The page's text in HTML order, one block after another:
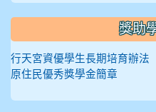
獎助
行天宮資優學生長期培育辦法
原住民優秀獎學金簡章